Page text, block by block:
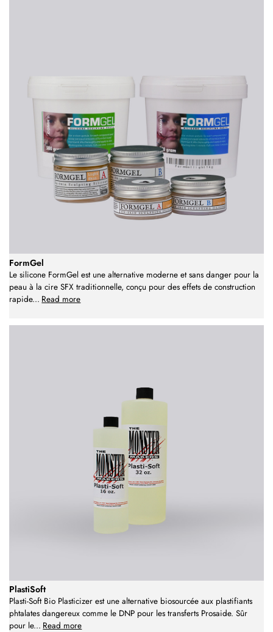
FormGel
Le silicone FormGel est une alternative moderne et sans danger pour la
peau à la cire SFX traditionnelle, conçu pour des effets de construction
rapide... Read more
PlastiSoft
Plasti-Soft Bio Plasticizer est une alternative biosourcée aux plastifiants
phtalates dangereux comme le DNP pour les transferts Prosaide. Sûr
pour le... Read more